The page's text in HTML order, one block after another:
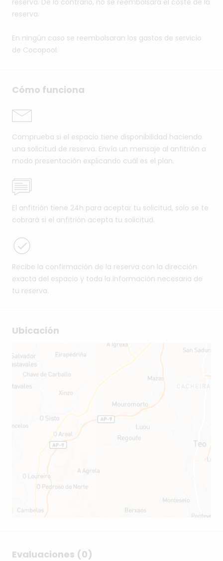
reserva.
En ningún caso se reembolsaran los gastos de servicio
de Cocopool.
Cómo funciona
Comprueba si el espacio tiene disponibilidad haciendo
una solicitud de reserva. Envía un mensaje al anfitrión a
modo presentación explicando cuál es el plan.
El anfitrión tiene 24h para aceptar tu solicitud, solo se te
cobrará si el anfitrión acepta tu solicitud.
Recibe la confirmación de la reserva con la dirección
exacta del espacio y toda la información necesaria de
tu reserva.
Ubicación
Evaluaciones (0)